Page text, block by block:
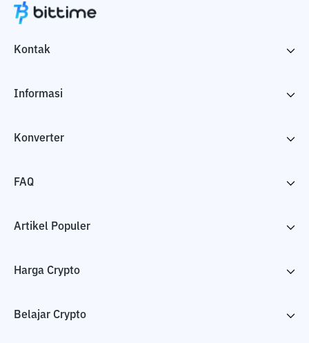
Kontak
Informasi
Konverter
FAQ
Artikel Populer
Harga Crypto
Belajar Crypto